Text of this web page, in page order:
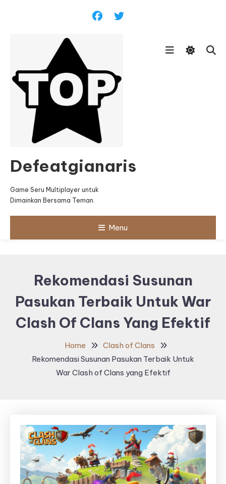
Defeatgianaris
Game Seru Multiplayer untuk
Dimainkan Bersama Teman.
Menu
Rekomendasi Susunan
Pasukan Terbaik Untuk War
Clash Of Clans Yang Efektif
Home
Clash of Clans
Rekomendasi Susunan Pasukan Terbaik Untuk
War Clash of Clans yang Efektif